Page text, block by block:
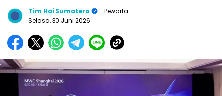
Tim Hai Sumatera
- Pewarta
Selasa, 30 Juni 2026